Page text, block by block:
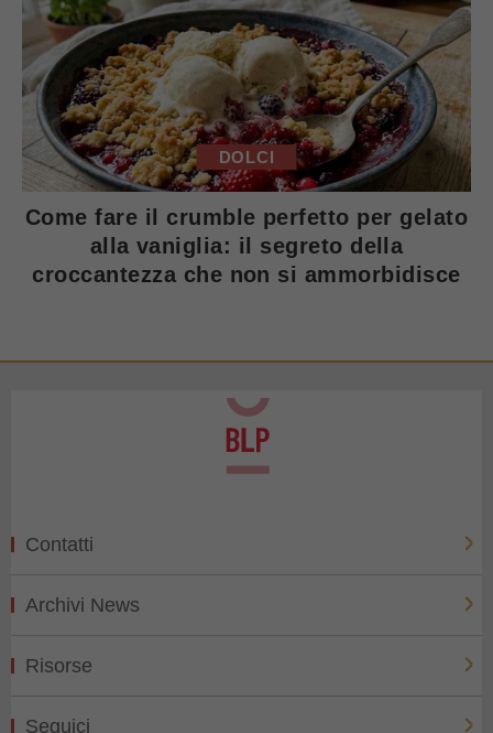
DOLCI
Come fare il crumble perfetto per gelato
alla vaniglia: il segreto della
croccantezza che non si ammorbidisce
Contatti
Archivi News
Risorse
Seguici